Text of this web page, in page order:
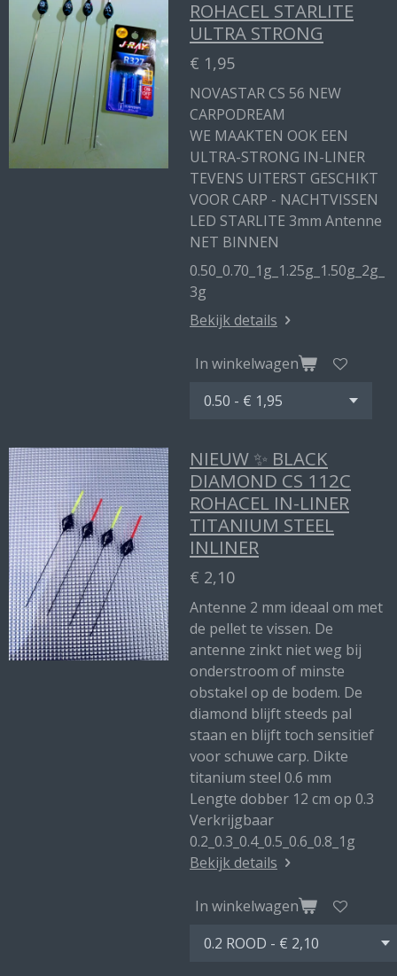
ROHACEL STARLITE
ULTRA STRONG
€ 1,95
NOVASTAR CS 56 NEW
CARPODREAM
WE MAAKTEN OOK EEN
ULTRA-STRONG IN-LINER
TEVENS UITERST GESCHIKT
VOOR CARP - NACHTVISSEN
LED STARLITE 3mm Antenne
NET BINNEN
0.50_0.70_1g_1.25g_1.50g_2g_
3g
Bekijk details
In winkelwagen
NIEUW ✨ BLACK
DIAMOND CS 112C
ROHACEL IN-LINER
TITANIUM STEEL
INLINER
€ 2,10
Antenne 2 mm ideaal om met
de pellet te vissen. De
antenne zinkt niet weg bij
onderstroom of minste
obstakel op de bodem. De
diamond blijft steeds pal
staan en blijft toch sensitief
voor schuwe carp. Dikte
titanium steel 0.6 mm
Lengte dobber 12 cm op 0.3
Verkrijgbaar
0.2_0.3_0.4_0.5_0.6_0.8_1g
Bekijk details
In winkelwagen